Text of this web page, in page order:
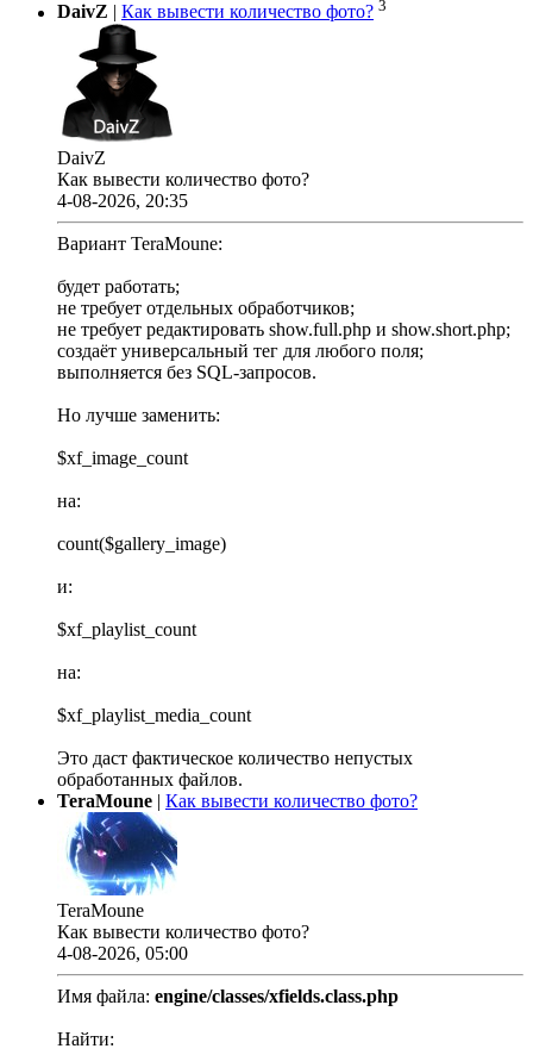
DaivZ Как вывести количество фото? 3
DaivZ
Как вывести количество фото?
4-08-2026, 20:35
Вариант TeraMoune:
будет работать;
не требует отдельных обработчиков;
не требует редактировать show.full.php и show.short.php;
создаёт универсальный тег для любого поля;
выполняется без SQL-запросов.
Но лучше заменить:
$xf_image_count
на:
count($gallery_image)
и:
$xf_playlist_count
на:
$xf_playlist_media_count
Это даст фактическое количество непустых
обработанных файлов.
TeraMoune | Как вывести количество фото?
TeraMoune
Как вывести количество фото?
4-08-2026, 05:00
Имя файла: engine/classes/xfields.class.php
Найти: